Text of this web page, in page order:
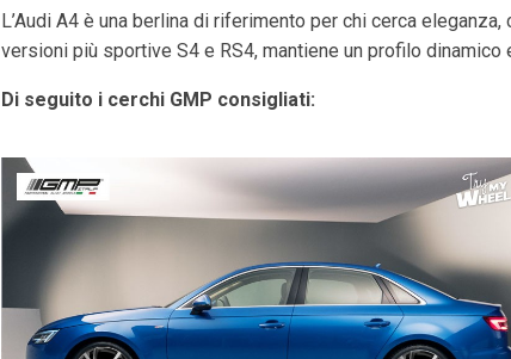
L’Audi A4 è una berlina di riferimento per chi cerca
versioni più sportive S4 e RS4, mantiene un profilo
Di seguito i cerchi GMP consigliati: